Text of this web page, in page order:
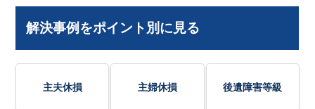
解決事例をポイント別に見る
主夫休損 主婦休損 後遺障害等級